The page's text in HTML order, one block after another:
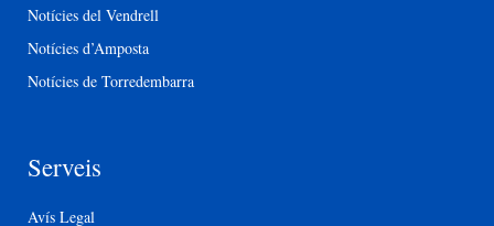
Notícies del Vendrell
Notícies d’Amposta
Notícies de Torredembarra
Serveis
Avís Legal